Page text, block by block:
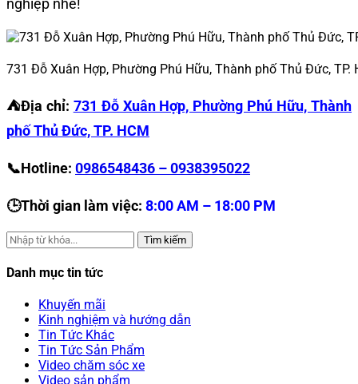
731 Đỗ Xuân Hợp, Phường Phú Hữu, Thành phố Thủ Đức, TP.
⛺️Địa chỉ: 731 Đỗ Xuân Hợp, Phường Phú Hữu, Thành
phố Thủ Đức, TP. HCM
📞Hotline: 0986548436 – 0938395022
🕒Thời gian làm việc: 8:00 AM – 18:00 PM
Tìm kiếm
Danh mục tin tức
Khuyến mãi
Kinh nghiệm và hướng dẫn
Tin Tức Khác
Tin Tức Sản Phẩm
Video chăm sóc xe
Video sản phẩm